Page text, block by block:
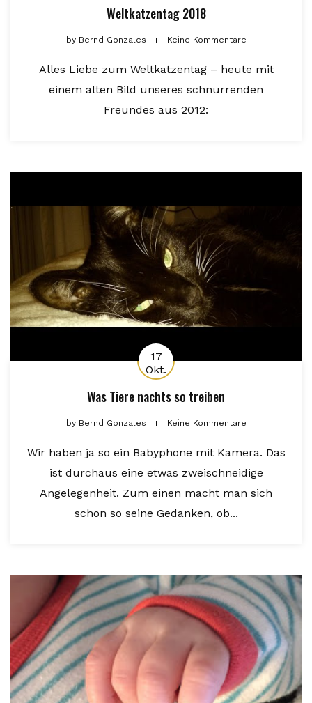
Weltkatzentag 2018
byBernd Gonzales Keine Kommentare
Alles Liebe zum Weltkatzentag – heute mit
einem alten Bild unseres schnurrenden
Freundes aus 2012:
17
Okt.
Was Tiere nachts so treiben
byBernd Gonzales Keine Kommentare
Wir haben ja so ein Babyphone mit Kamera. Das
ist durchaus eine etwas zweischneidige
Angelegenheit. Zum einen macht man sich
schon so seine Gedanken, ob...